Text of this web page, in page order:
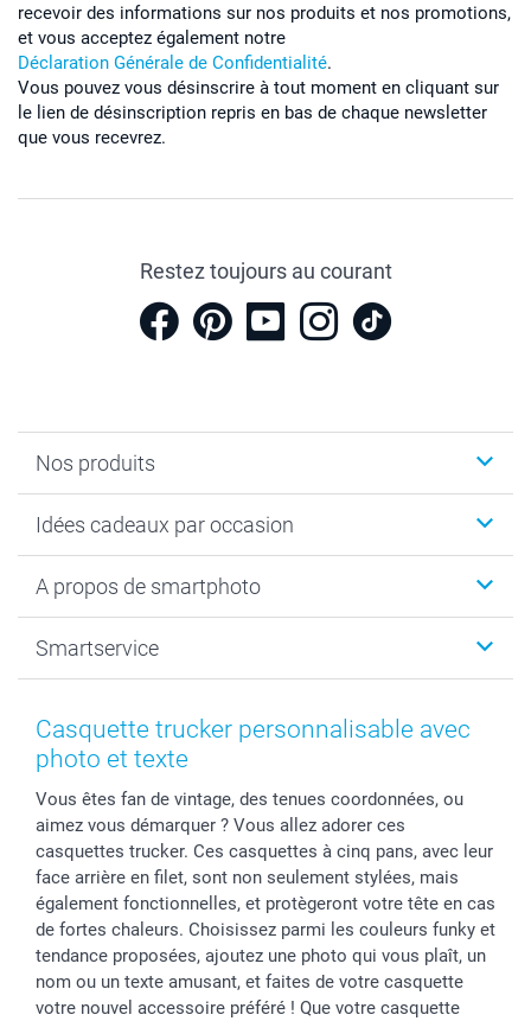
recevoir des informations sur nos produits et nos promotions,
et vous acceptez également notre
Déclaration Générale de Confidentialité.
Vous pouvez vous désinscrire à tout moment en cliquant sur
le lien de désinscription repris en bas de chaque newsletter
que vous recevrez.
Restez toujours au courant
Nos produits
Calendrier photo & Agenda photo
Tirage photo & agrandissement
Faire-part & Cartes
Coques smartphone
Stickers & Etiquettes
Dénicheur d'idées cadeau
Idées cadeaux par occasion
Anniversaire
Naissance & baptême
Fête des Mères
Fête des Pères
Baptême
Toussaint
Rentrée des classes
Saint-Valentin
Vacances
A propos de smartphoto
Plan du site
Droit de rétraction
Plaintes
Gestion des cookies
Partenariats & Influence
Investisseurs
Smartservice
Aide
smartbonus
Livraison
Modes de paiement
Grandes quantités
Statut de ma commande
Casquette trucker personnalisable avec
photo et texte
Vous êtes fan de vintage, des tenues coordonnées, ou
aimez vous démarquer ? Vous allez adorer ces
casquettes trucker. Ces casquettes à cinq pans, avec leur
face arrière en filet, sont non seulement stylées, mais
également fonctionnelles, et protègeront votre tête en cas
de fortes chaleurs. Choisissez parmi les couleurs funky et
tendance proposées, ajoutez une photo qui vous plaît, un
nom ou un texte amusant, et faites de votre casquette
votre nouvel accessoire préféré ! Que votre casquette